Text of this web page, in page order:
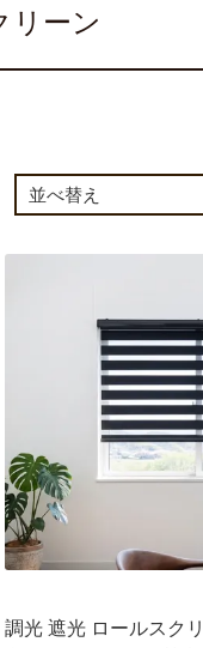
リーン
調光 遮光 ロールスク